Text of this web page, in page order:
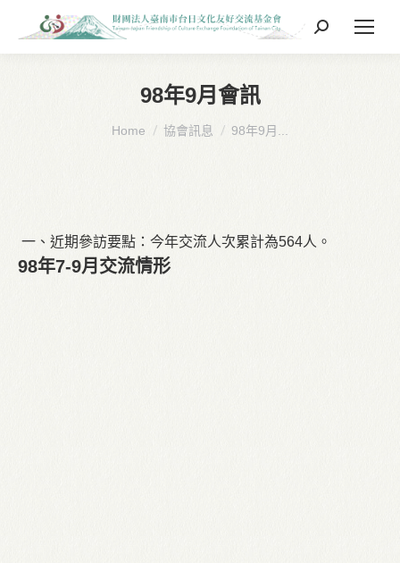
Search:
98年9月會訊
You are here:
Home 協會訊息 98年9月...
一、近期參訪要點：今年交流人次累計為564人。
98年7-9月交流情形